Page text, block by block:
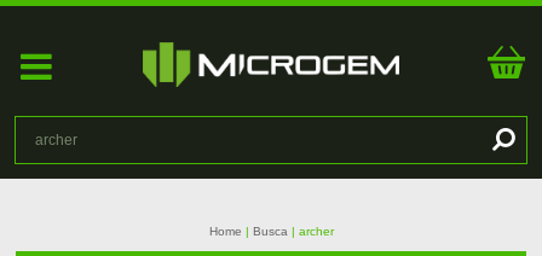
Home Busca archer